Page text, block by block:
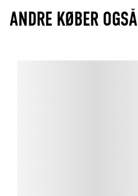
ANDRE KØBER OGSÅ